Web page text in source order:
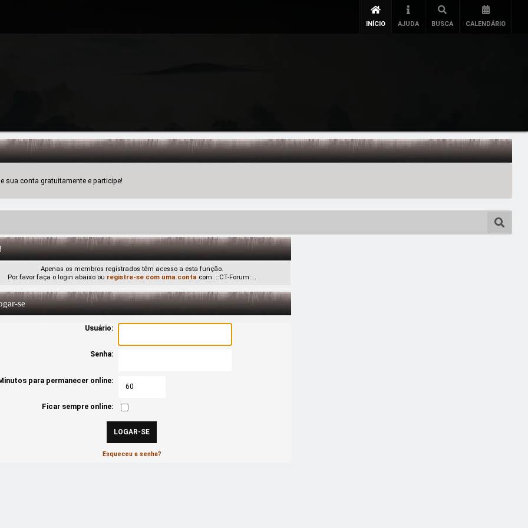
INÍCIO AJUDA BUSCA CALENDÁRIO
conta gratuitamente e participe!
Apenas os membros registrados têm acesso a esta função.
Por favor faça o login abaixo ou registre-se com uma conta com .::CT-Forum::..
se
Usuário:
Senha:
para permanecer online:
Ficar sempre online:
Esqueceu a senha?